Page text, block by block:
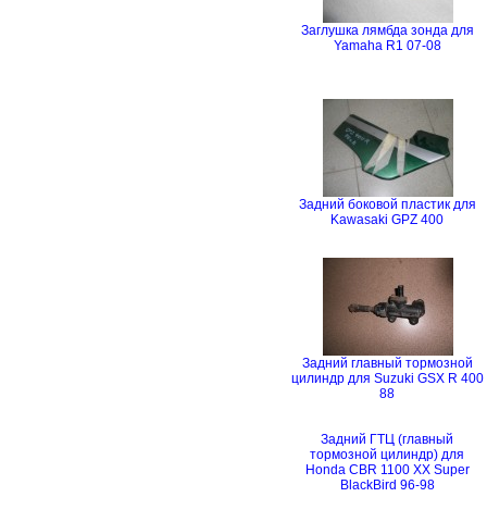
Заглушка лямбда зонда для
Yamaha R1 07-08
Задний боковой пластик для
Kawasaki GPZ 400
Задний главный тормозной
цилиндр для Suzuki GSX R 400
88
Задний ГТЦ (главный
тормозной цилиндр) для
Honda CBR 1100 XX Super
BlackBird 96-98